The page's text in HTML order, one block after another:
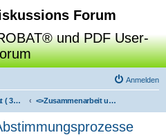
Forum
und PDF User-
Anmelden
/ Distiller ) <>Zusammenarbeit und Abstimmungsprozesse